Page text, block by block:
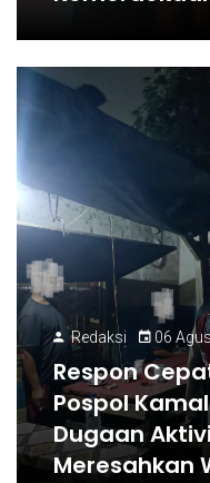
Redaksi 06
Respon
Pospol
Dugaan
Meresahkan